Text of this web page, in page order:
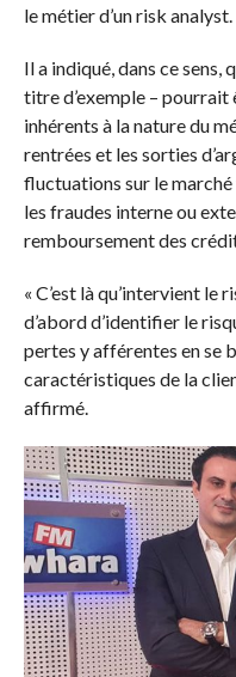
le métier d’un risk analyst.
Il a indiqué, dans ce sens,
titre d’exemple – pourrait
inhérents à la nature du
rentrées et les sorties
fluctuations sur le
les fraudes interne ou
remboursement des
« C’est là qu’intervient le
d’abord d’identifier le
pertes y afférentes en se
caractéristiques de la
affirmé.